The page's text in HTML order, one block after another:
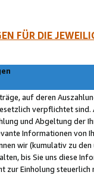
FÜR DIE
auf deren
verpflichtet
und Abgeltung der
Informationen von
wir (kumulativ zu
bis Sie uns diese
zur Einholung